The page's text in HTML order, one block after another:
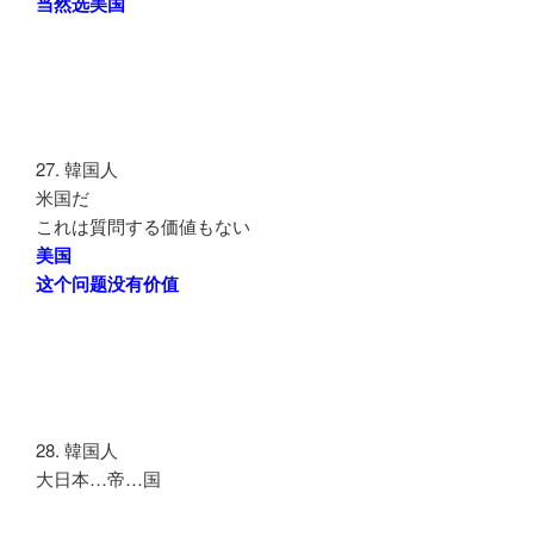
27. 韓国人
米国だ
これは質問する価値もない
美国
这个问题没有价值
28. 韓国人
大日本…帝…国